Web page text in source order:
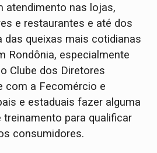
atendimento nas lojas,
e restaurantes e até dos
das queixas mais cotidianas
Rondônia, especialmente
Clube dos Diretores
com a Fecomércio e
e estaduais fazer alguma
para qualificar
consumidores.